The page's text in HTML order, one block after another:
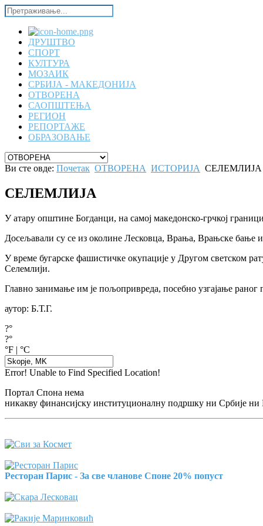
ДРУШТВО
СПОРТ
КУЛТУРА
МОЗАИК
СРБИЈА - МАКЕДОНИЈА
ОТВОРЕНА
САОПШТЕЊА
РЕГИОН
РЕПОРТАЖЕ
ОБРАЗОВАЊЕ
Ви сте овде: Почетак ОТВОРЕНА ИСТОРИЈА СЕЛЕМЛИЈА
СЕЛЕМЛИЈА
У атару општине Богданци, на самој македонско-грчкој
Досељавали су се из околине Лесковца, Врања, Врањске бање
У време бугарске фашистичке окупације у Другом светском
Селемлији.
Главно занимање им је пољопривреда, посебно узгајање раног
аутор: Б.Т.Г.
?°
?°
°F | °C
Error! Unable to Find Specified Location!
Портал Спона нема
никакву финансијску институционалну подршку ни Србије ни
Ресторан Парис - За све чланове Споне 20% попуст